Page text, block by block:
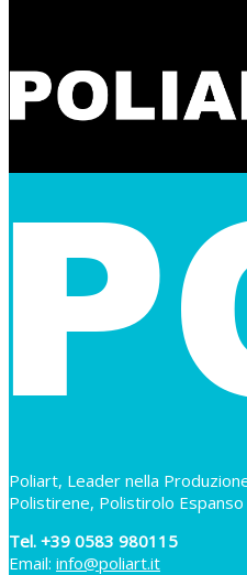
Poliart, Leader nella
Polistirene, Polistirolo Espanso
Tel. +39 0583 980115
Email: info@poliart.it